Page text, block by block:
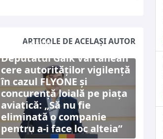
ARTICOLE DE ACELAȘI AUTOR
6 august 2026
Deputatul Gaik Vartanean
cere autorităților vigilență
în cazul FLYONE și
concurență loială pe piața
aviatică: „Să nu fie
eliminată o companie
pentru a-i face loc alteia”